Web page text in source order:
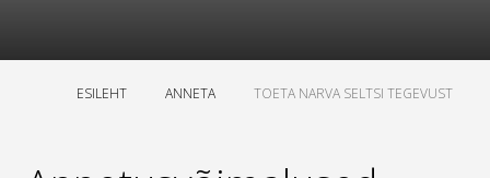
ESILEHT ANNETA TOETA NARVA SELTSI TEGEVUST